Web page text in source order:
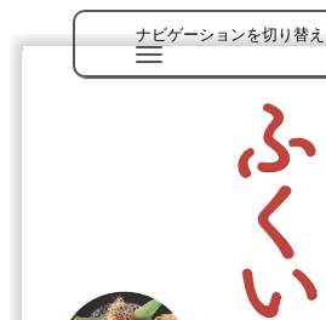
ナビゲーションを切り替え